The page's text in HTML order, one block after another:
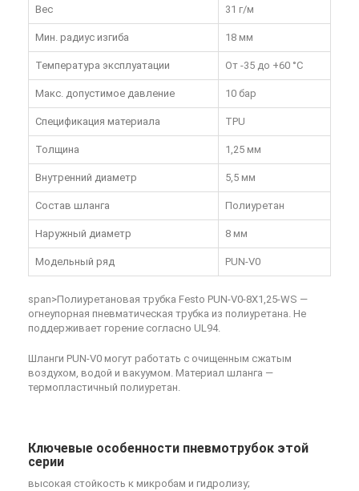
Вес 31 г/м
Мин. радиус изгиба 18 мм
Температура эксплуатации От -35 до +60 °C
Макс. допустимое давление 10 бар
Спецификация материала TPU
Толщина 1,25 мм
Внутренний диаметр 5,5 мм
Состав шланга Полиуретан
Наружный диаметр 8 мм
Модельный ряд PUN-V0
span>Полиуретановая трубка Festo PUN-V0-8X1,25-WS —
огнеупорная пневматическая трубка из полиуретана. Не
поддерживает горение согласно UL94.
Шланги PUN-V0 могут работать с очищенным сжатым
воздухом, водой и вакуумом. Материал шланга —
термопластичный полиуретан.
Ключевые особенности пневмотрубок этой
серии
высокая стойкость к микробам и гидролизу;